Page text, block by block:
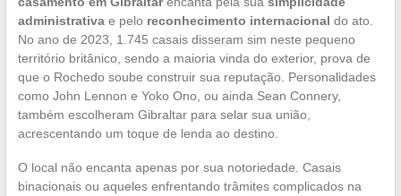
administrativae pelo reconhecimento internacional do ato.
No ano de 2023, 1.745 casais disseram sim neste pequeno
território britânico, sendo a maioria vinda do exterior, prova de
que o Rochedo soube construir sua reputação. Personalidades
como John Lennon e Yoko Ono, ou ainda Sean Connery,
também escolheram Gibraltar para selar sua união,
acrescentando um toque de lenda ao destino.
O local não encanta apenas por sua notoriedade. Casais
binacionais ou aqueles enfrentando trâmites complicados na